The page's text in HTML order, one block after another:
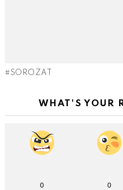
SOROZAT
WHAT'S YOUR
0 0